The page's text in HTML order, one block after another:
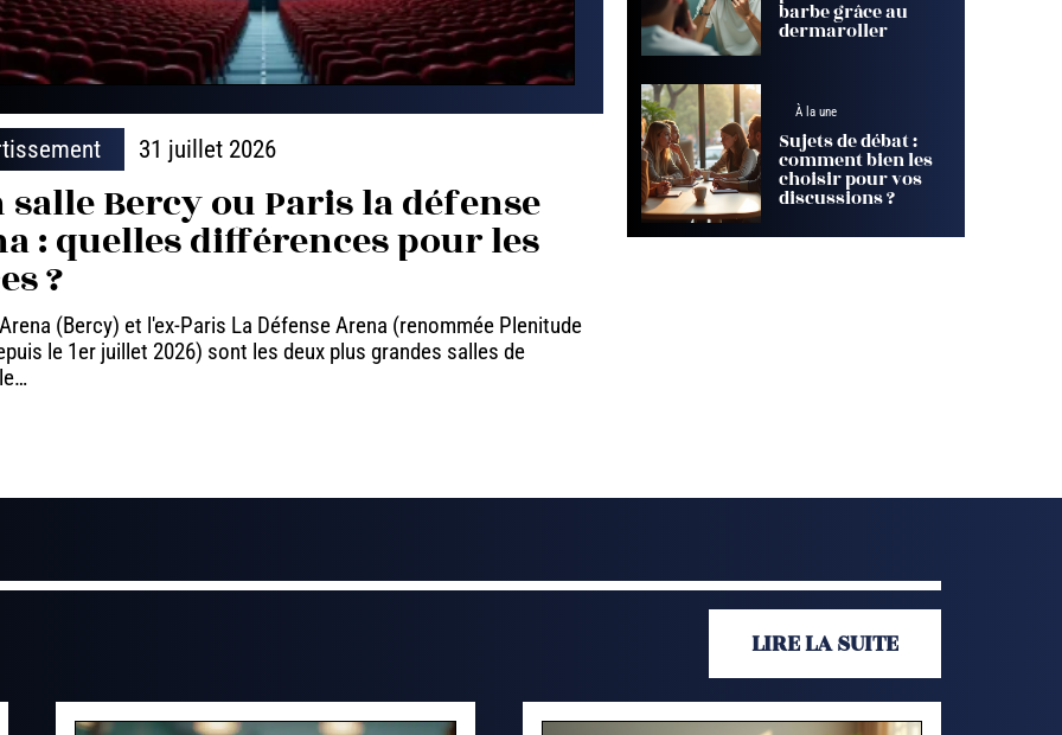
31 juillet 2026
salle Bercy ou Paris la défense
: quelles différences pour les
?
(Bercy) et l'ex-Paris La Défense Arena (renommée Plenitude
le 1er juillet 2026) sont les deux plus grandes salles de
…
barbe grâce au
dermaroller
À la une
Sujets de débat :
comment bien les
choisir pour vos
discussions ?
LIRE LA SUITE